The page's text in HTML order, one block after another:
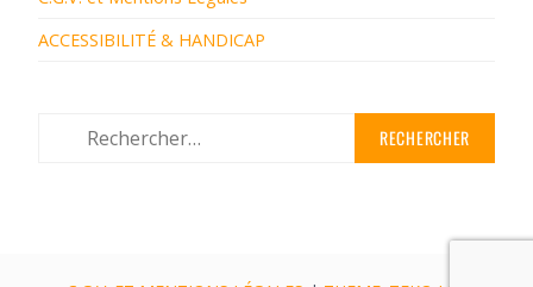
ACCESSIBILITÉ & HANDICAP